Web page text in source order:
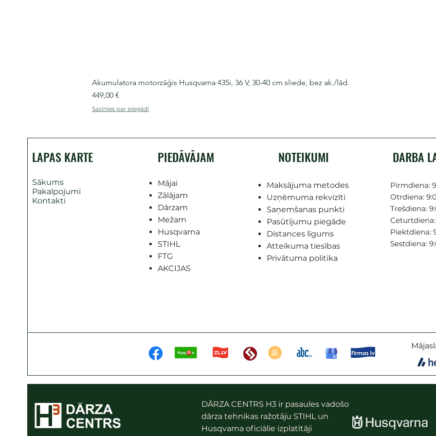
Akumulatora motorzāģis Husqvarna 435i, 36 V, 30-40 cm sliede, bez ak./lād.
Cena
449,00 €
Sazinies par piegādi
LAPAS KARTE
Sākums
Pakalpojumi
Kontakti
PIEDĀVĀJAM
Mājai
Zālājam
Dārzam
Mežam
Husqvarna
STIHL
FTG
AKCIJAS
NOTEIKUMI
Maksājuma metodes
Uzņēmuma rekvizīti
Saņemšanas punkti
Pasūtījumu piegāde
Distances līgums
Atteikuma tiesības
Privātuma politika
DARBA
Pirmdiena:
Otrdiena:
Trešdiena:
Ceturtdiena:
Piektdiena:
Sestdiena:
DĀRZA CENTRS H3 ir pasaules vadošo
dārza tehnikas ražotāju STIHL un
Husqvarna oficiālie izplatītāji